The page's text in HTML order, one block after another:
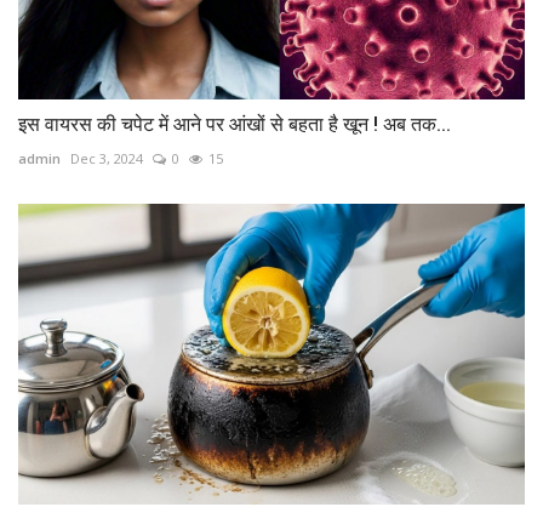
इस वायरस की चपेट में आने पर आंखों से बहता है खून ! अब तक...
admin Dec 3, 2024 0 15